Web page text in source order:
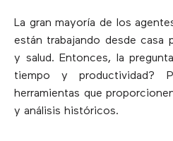
La gran mayoría de los
están trabajando desde casa
y salud. Entonces, la
tiempo y productividad?
herramientas que
y análisis históricos.